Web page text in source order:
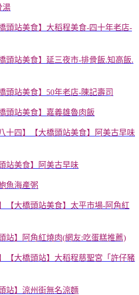
湯
頭站美食】大稻程美食-四十年老店-
頭站美食】延三夜市-排骨飯.知高飯.
頭站美食】 50年老店-陳記壽司
頭站美食】嘉義雄魯肉飯
十四】【大橋頭站美食】阿美古早味
站美食】阿美古早味
魚海產粥
【大橋頭站美食】太平市場-阿角紅
站】阿角紅燒肉(網友:吃蛋糕推薦)
【大橋頭站】大稻程慈聖宮「許仔豬
站】涼州街無名涼麵